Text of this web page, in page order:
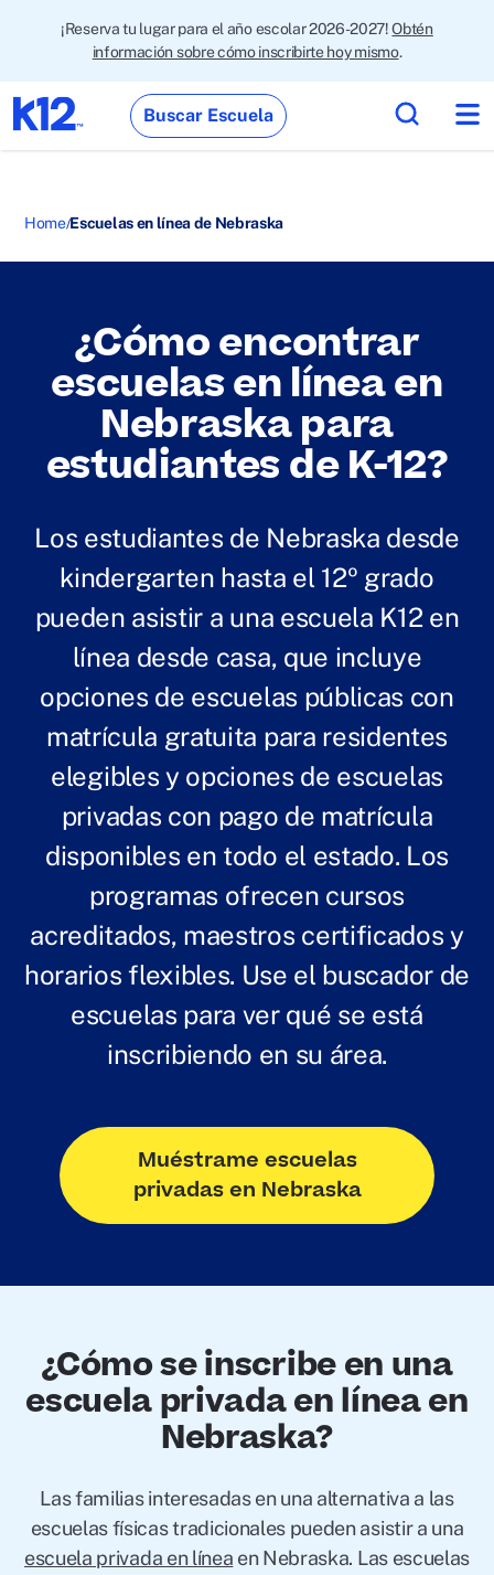
¡Reserva tu lugar para el año escolar 2026-2027!Obtén
información sobre cómo inscribirte hoy mismo.
Buscar Escuela
Home Escuelas en línea de Nebraska
¿Cómo encontrar
escuelas en línea en
Nebraska para
estudiantes de K-12?
Los estudiantes de Nebraska desde
kindergarten hasta el 12º grado
pueden asistir a una escuela K12 en
línea desde casa, que incluye
opciones de escuelas públicas con
matrícula gratuita para residentes
elegibles y opciones de escuelas
privadas con pago de matrícula
disponibles en todo el estado. Los
programas ofrecen cursos
acreditados, maestros certificados y
horarios flexibles. Use el buscador de
escuelas para ver qué se está
inscribiendo en su área.
Muéstrame escuelas
privadas en Nebraska
¿Cómo se inscribe en una
escuela privada en línea en
Nebraska?
Las familias interesadas en una alternativa a las
escuelas físicas tradicionales pueden asistir a una
escuela privada en línea en Nebraska. Las escuelas